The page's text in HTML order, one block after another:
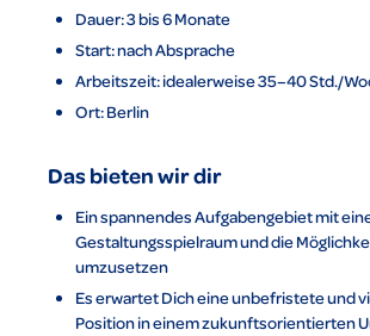
Dauer: 3 bis 6 Monate
Start: nach Absprache
Arbeitszeit: idealerweise 35–40 Std./
Ort: Berlin
Das bieten wir dir
Ein spannendes Aufgabengebiet mit
Gestaltungsspielraum und die
umzusetzen
Es erwartet Dich eine unbefristete und
Position in einem zukunftsorientierten